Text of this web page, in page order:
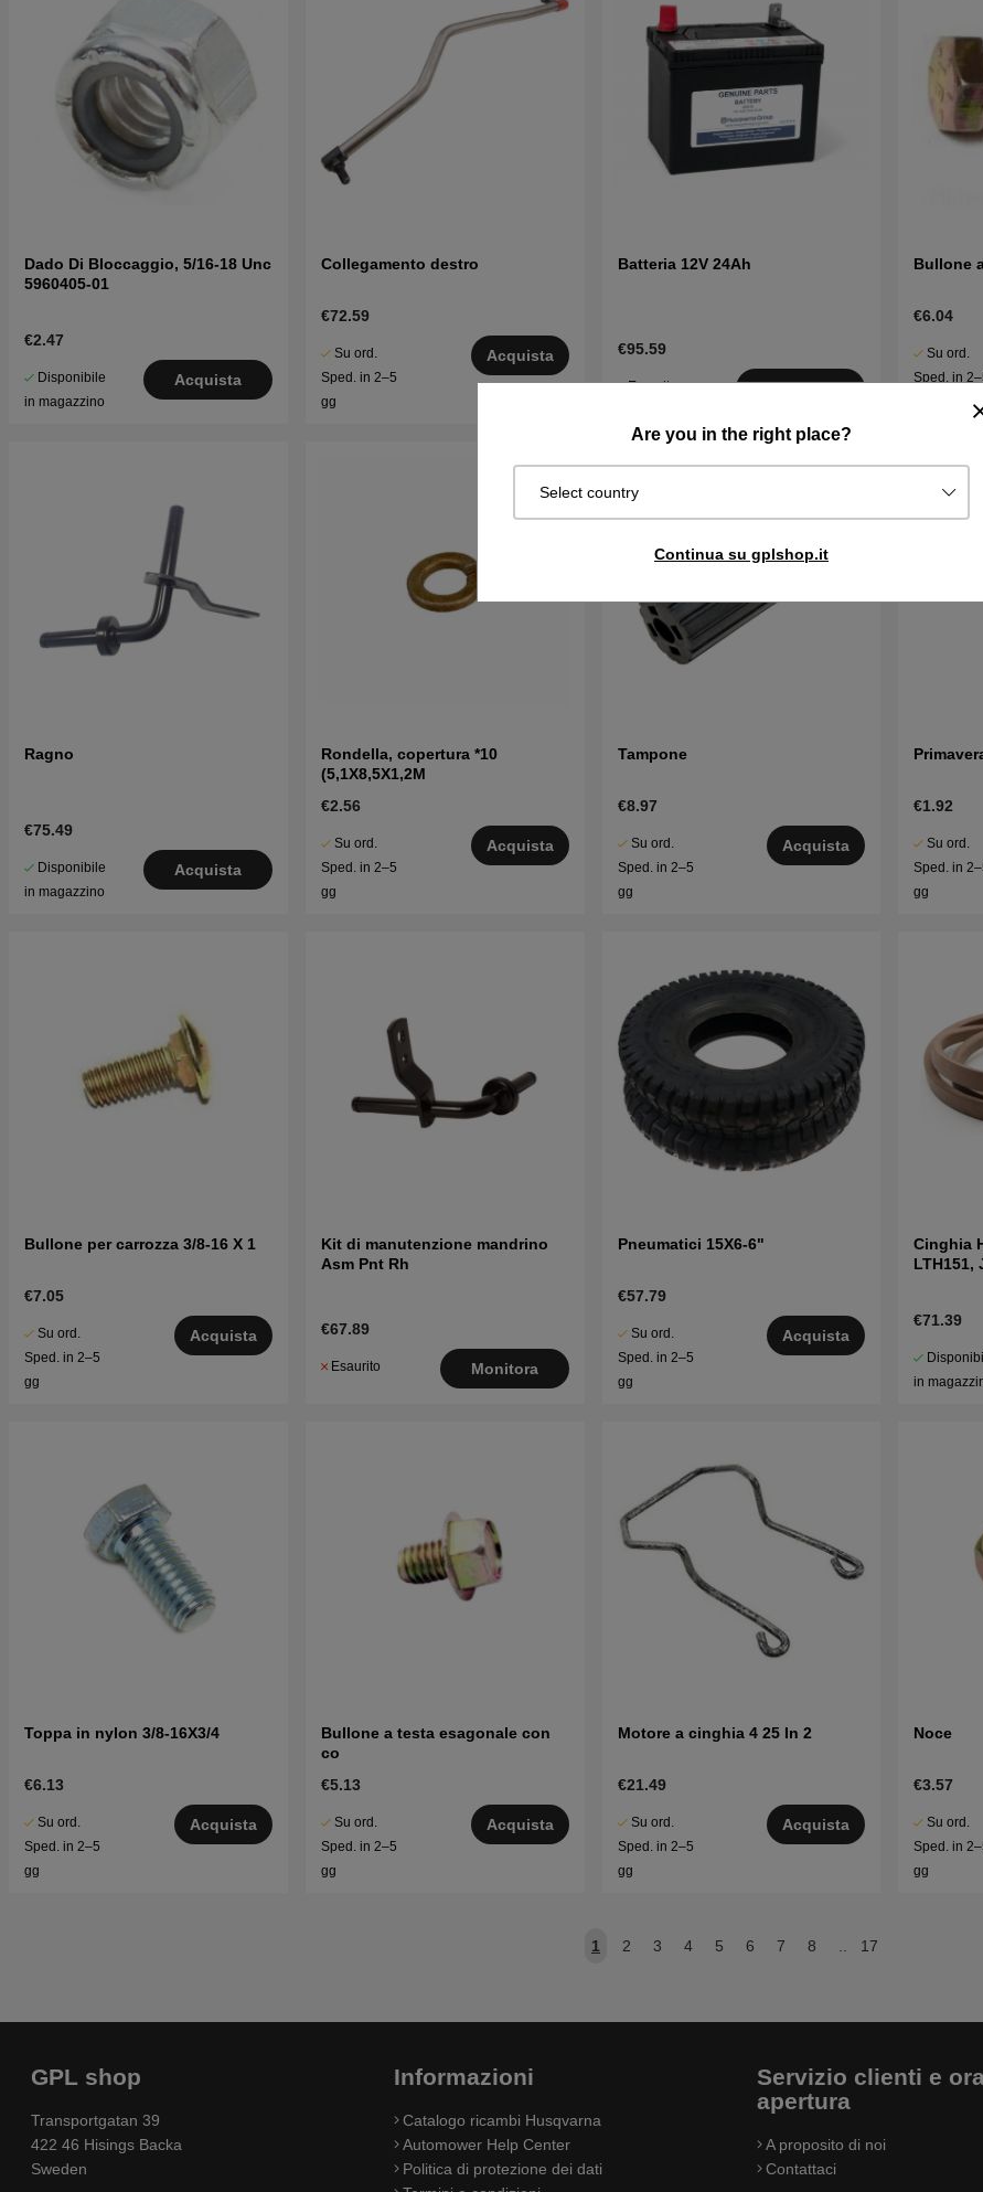
Are you in the right place?
Select country
Continua su gplshop.it
Dado Di Bloccaggio, 5/16-18 Unc
5960405-01
€2.47
Disponibile
in magazzino
Acquista
Collegamento destro
€72.59
Su ord.
Sped. in 2–5
gg
Acquista
Batteria 12V 24Ah
€95.59
Esaurito Monitora
Bullone
€6.04
Su ord.
Sped. in
Ragno
€75.49
Disponibile
in magazzino
Acquista
Rondella, copertura *10
(5,1X8,5X1,2M
€2.56
Su ord.
Sped. in 2–5
gg
Acquista
Tampone
€8.97
Su ord.
Sped. in 2–5
gg
Acquista
€1.92
Su ord.
Sped. in
gg
Bullone per carrozza 3/8-16 X 1
€7.05
Su ord.
Sped. in 2–5
gg
Acquista
Kit di manutenzione mandrino
Asm Pnt Rh
€67.89
Esaurito Monitora
Pneumatici 15X6-6"
€57.79
Su ord.
Sped. in 2–5
gg
Acquista
Cinghia
LTH151,
€71.39
in
Toppa in nylon 3/8-16X3/4
€6.13
Su ord.
Sped. in 2–5
gg
Acquista
Bullone a testa esagonale con
co
€5.13
Su ord.
Sped. in 2–5
gg
Acquista
Motore a cinghia 4 25 In 2
€21.49
Su ord.
Sped. in 2–5
gg
Acquista
Noce
€3.57
Su ord.
Sped. in
gg
1 2 3 4 5 6 7 8 .. 17
GPL shop
Transportgatan 39
422 46 Hisings Backa
Sweden
Informazioni
Catalogo ricambi Husqvarna
Automower Help Center
Politica di protezione dei dati
Servizio clienti e
apertura
A proposito di noi
Contattaci